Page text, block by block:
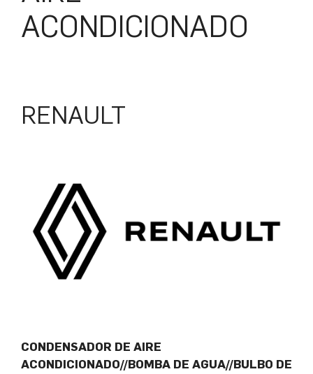
ACONDICIONADO
RENAULT
CONDENSADOR DE AIRE
ACONDICIONADO//BOMBA DE AGUA//BULBO DE